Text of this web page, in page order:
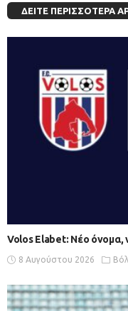
ΔΕΊΤΕ ΠΕΡΙΣΣΌΤΕΡΑ
Volos Elabet: Νέο όνομα,
8 Αυγούστου 2026